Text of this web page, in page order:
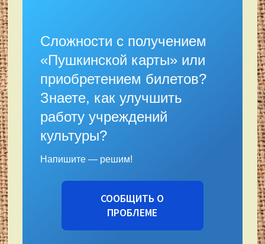
Сложности с получением
«Пушкинской карты» или
приобретением билетов?
Знаете, как улучшить
работу учреждений
культуры?
Напишите — решим!
СООБЩИТЬ О
ПРОБЛЕМЕ